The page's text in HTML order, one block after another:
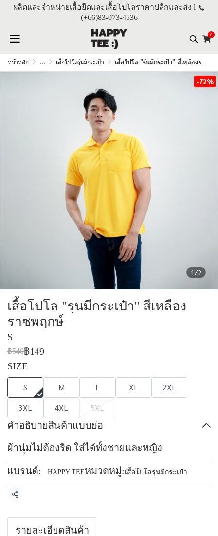
ผลิตและจำหน่ายเสื้อยืดและเสื้อโปโลราคาปลีกและส่ง l
(+66)83-073-4536
0
หน้าหลัก ... เสื้อโปโลรุ่นมีกระเป๋า เสื้อโปโล "รุ่นมีกระเป๋า" สีเหลืองราชพฤกษ์
1/2
-72%
เสื้อโปโล "รุ่นมีกระเป๋า" สีเหลือง
ราชพฤกษ์
S
฿540฿149
SIZE
S M L XL
2XL
3XL
4XL 5XL
คำอธิบายสินค้าแบบย่อ
ผ้านุ่มไม่ต้องรีด ใส่ได้ทั้งชายและหญิง
แบรนด์: HAPPY TEEหมวดหมู่: เสื้อโปโลรุ่นมีกระเป๋า
แชร์
รายละเอียดสินค้า